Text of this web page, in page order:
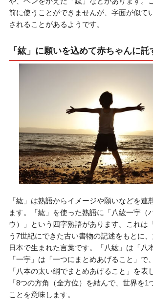
前に使うことができませんが、字面が似て
されることがあるようです。
「紘」に願いを込めて赤ちゃんに託
「紘」は熟語からイメージや願いなどを連
ます。「紘」を使った熟語に「八紘一宇（
ウ）」という四字熟語があります。これは
う7世紀にできた古い書物の記述をもとに
日本で生まれた言葉です。「八紘」は「八
「一宇」は「一つにまとめあげること」で
「八本の太い綱でまとめあげること」を表
「8つの方角（全方位）を結んで、世界を1
ことを意味します。